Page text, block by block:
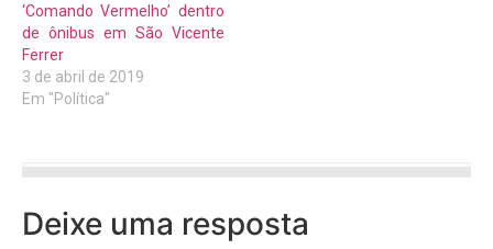
‘Comando Vermelho’ dentro
de ônibus em São Vicente
Ferrer
3 de abril de 2019
Em "Política"
Deixe uma resposta